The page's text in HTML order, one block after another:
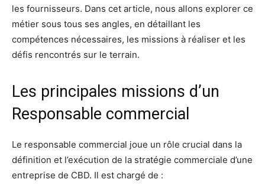
les fournisseurs. Dans cet article, nous allons explorer ce
métier sous tous ses angles, en détaillant les
compétences nécessaires, les missions à réaliser et les
défis rencontrés sur le terrain.
Les principales missions d’un
Responsable commercial
Le responsable commercial joue un rôle crucial dans la
définition et l’exécution de la stratégie commerciale d’une
entreprise de CBD. Il est chargé de :